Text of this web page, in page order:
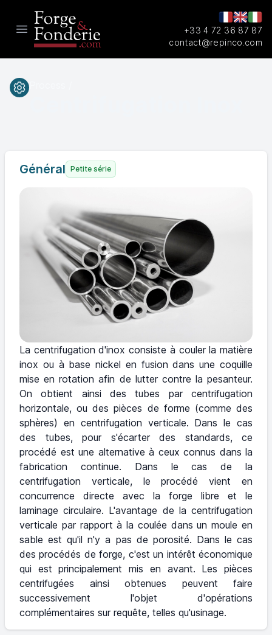
Open main menu
+33 4 72 36 87 87
contact@repinco.com
Général Petite série
La centrifugation d'inox consiste à couler la matière
inox ou à base nickel en fusion dans une coquille
mise en rotation afin de lutter contre la pesanteur.
On obtient ainsi des tubes par centrifugation
horizontale, ou des pièces de forme (comme des
sphères) en centrifugation verticale. Dans le cas
des tubes, pour s'écarter des standards, ce
procédé est une alternative à ceux connus dans la
fabrication continue. Dans le cas de la
centrifugation verticale, le procédé vient en
concurrence directe avec la forge libre et le
laminage circulaire. L'avantage de la centrifugation
verticale par rapport à la coulée dans un moule en
sable est qu'il n'y a pas de porosité. Dans le cas
des procédés de forge, c'est un intérêt économique
qui est principalement mis en avant. Les pièces
centrifugées ainsi obtenues peuvent faire
successivement l'objet d'opérations
complémentaires sur requête, telles qu'usinage.